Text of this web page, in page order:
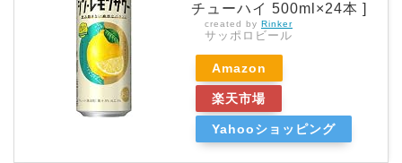
チューハイ 500ml×24本 ]
created by Rinker
サッポロビール
Amazon
楽天市場
Yahooショッピング